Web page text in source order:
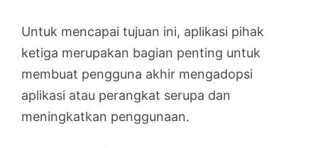
Untuk mencapai tujuan ini, aplikasi pihak
ketiga merupakan bagian penting untuk
membuat pengguna akhir mengadopsi
aplikasi atau perangkat serupa dan
meningkatkan penggunaan.